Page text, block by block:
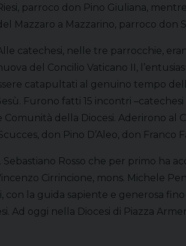
parroco don Pino Giuliana,
Mazzaro a Mazzarino, parroco don
catechesi, nelle tre parrocchie,
del Concilio Vaticano II,
catapultati al genuino tempo
Furono fatti 15 incontri
della Diocesi. Aderirono al
don Pino D’Aleo, don Franco
Rosso che per primo ha
Cirrincione, mons. Michele
la guida sapiente e generosa
Ad oggi nella Diocesi di Piazza